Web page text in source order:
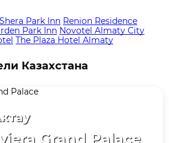
Shera Park Inn Renion Residence
Park Inn Novotel Almaty City
The Plaza Hotel Almaty
Казахстана
Grand Palace